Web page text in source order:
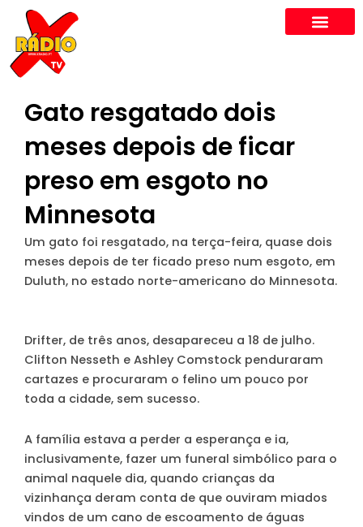
content
Gato resgatado dois
meses depois de ficar
preso em esgoto no
Minnesota
Um gato foi resgatado, na terça-feira, quase dois
meses depois de ter ficado preso num esgoto, em
Duluth, no estado norte-americano do Minnesota.
Drifter, de três anos, desapareceu a 18 de julho.
Clifton Nesseth e Ashley Comstock penduraram
cartazes e procuraram o felino um pouco por
toda a cidade, sem sucesso.
A família estava a perder a esperança e ia,
inclusivamente, fazer um funeral simbólico para o
animal naquele dia, quando crianças da
vizinhança deram conta de que ouviram miados
vindos de um cano de escoamento de águas